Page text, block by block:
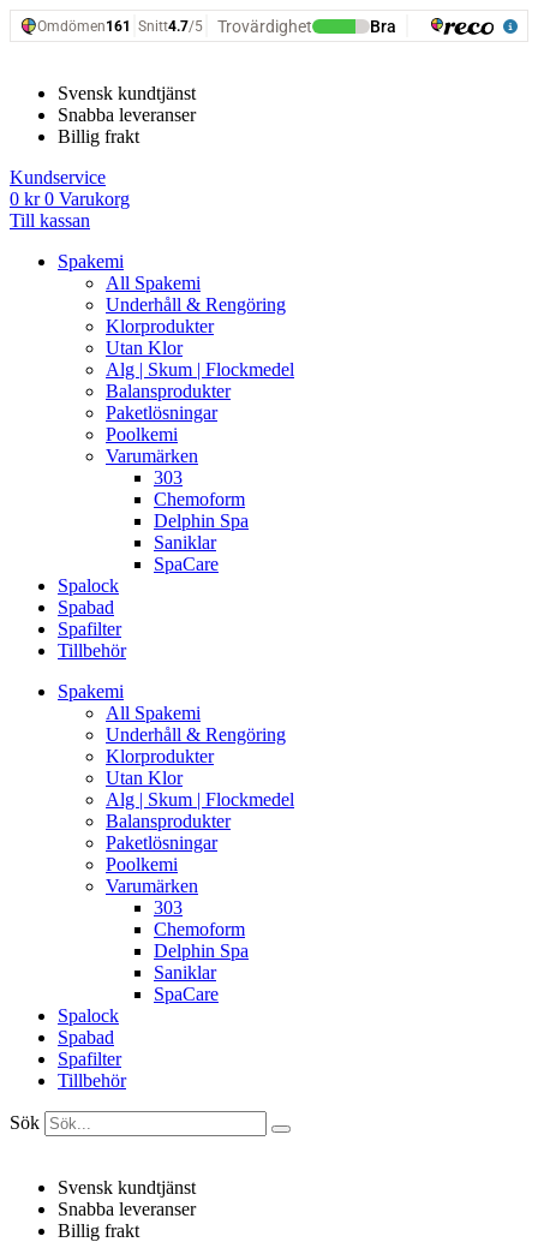
Hoppa
till
Svensk kundtjänst
Snabba leveranser
Billig frakt
Kundservice
0 kr 0 Varukorg
Till kassan
Spakemi
All Spakemi
Underhåll & Rengöring
Klorprodukter
Utan Klor
Alg | Skum | Flockmedel
Balansprodukter
Paketlösningar
Poolkemi
Varumärken
303
Chemoform
Delphin Spa
Saniklar
SpaCare
Spalock
Spabad
Spafilter
Tillbehör
Spakemi
All Spakemi
Underhåll & Rengöring
Klorprodukter
Utan Klor
Alg | Skum | Flockmedel
Balansprodukter
Paketlösningar
Poolkemi
Varumärken
303
Chemoform
Delphin Spa
Saniklar
SpaCare
Spalock
Spabad
Spafilter
Tillbehör
Sök
Svensk kundtjänst
Snabba leveranser
Billig frakt